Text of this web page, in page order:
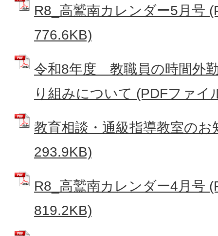
R8_高鷲南カレンダー5月号
776.6KB)
令和8年度 教職員の時間外
り組みについて (PDFファイ
教育相談・通級指導教室の
293.9KB)
R8_高鷲南カレンダー4月号
819.2KB)